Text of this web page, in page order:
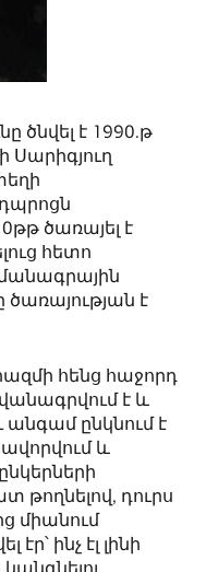
ծնվել է 1990.թ
Սարիգյուղ
ծառայել է
հետո
ծառայության է
հենց հաջորդ
է և
անգամ ընկնում է
և
թողնելով, դուրս
միանում
ինչ էլ լինի